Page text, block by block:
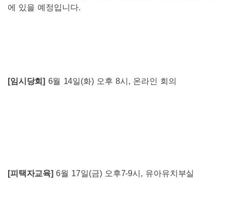
에 있을 예정입니다.
[임시당회] 6월 14일(화) 오후 8시 , 온라인 회의
[피택자교육] 6월 17일(금) 오후7-9시 , 유아유치부실